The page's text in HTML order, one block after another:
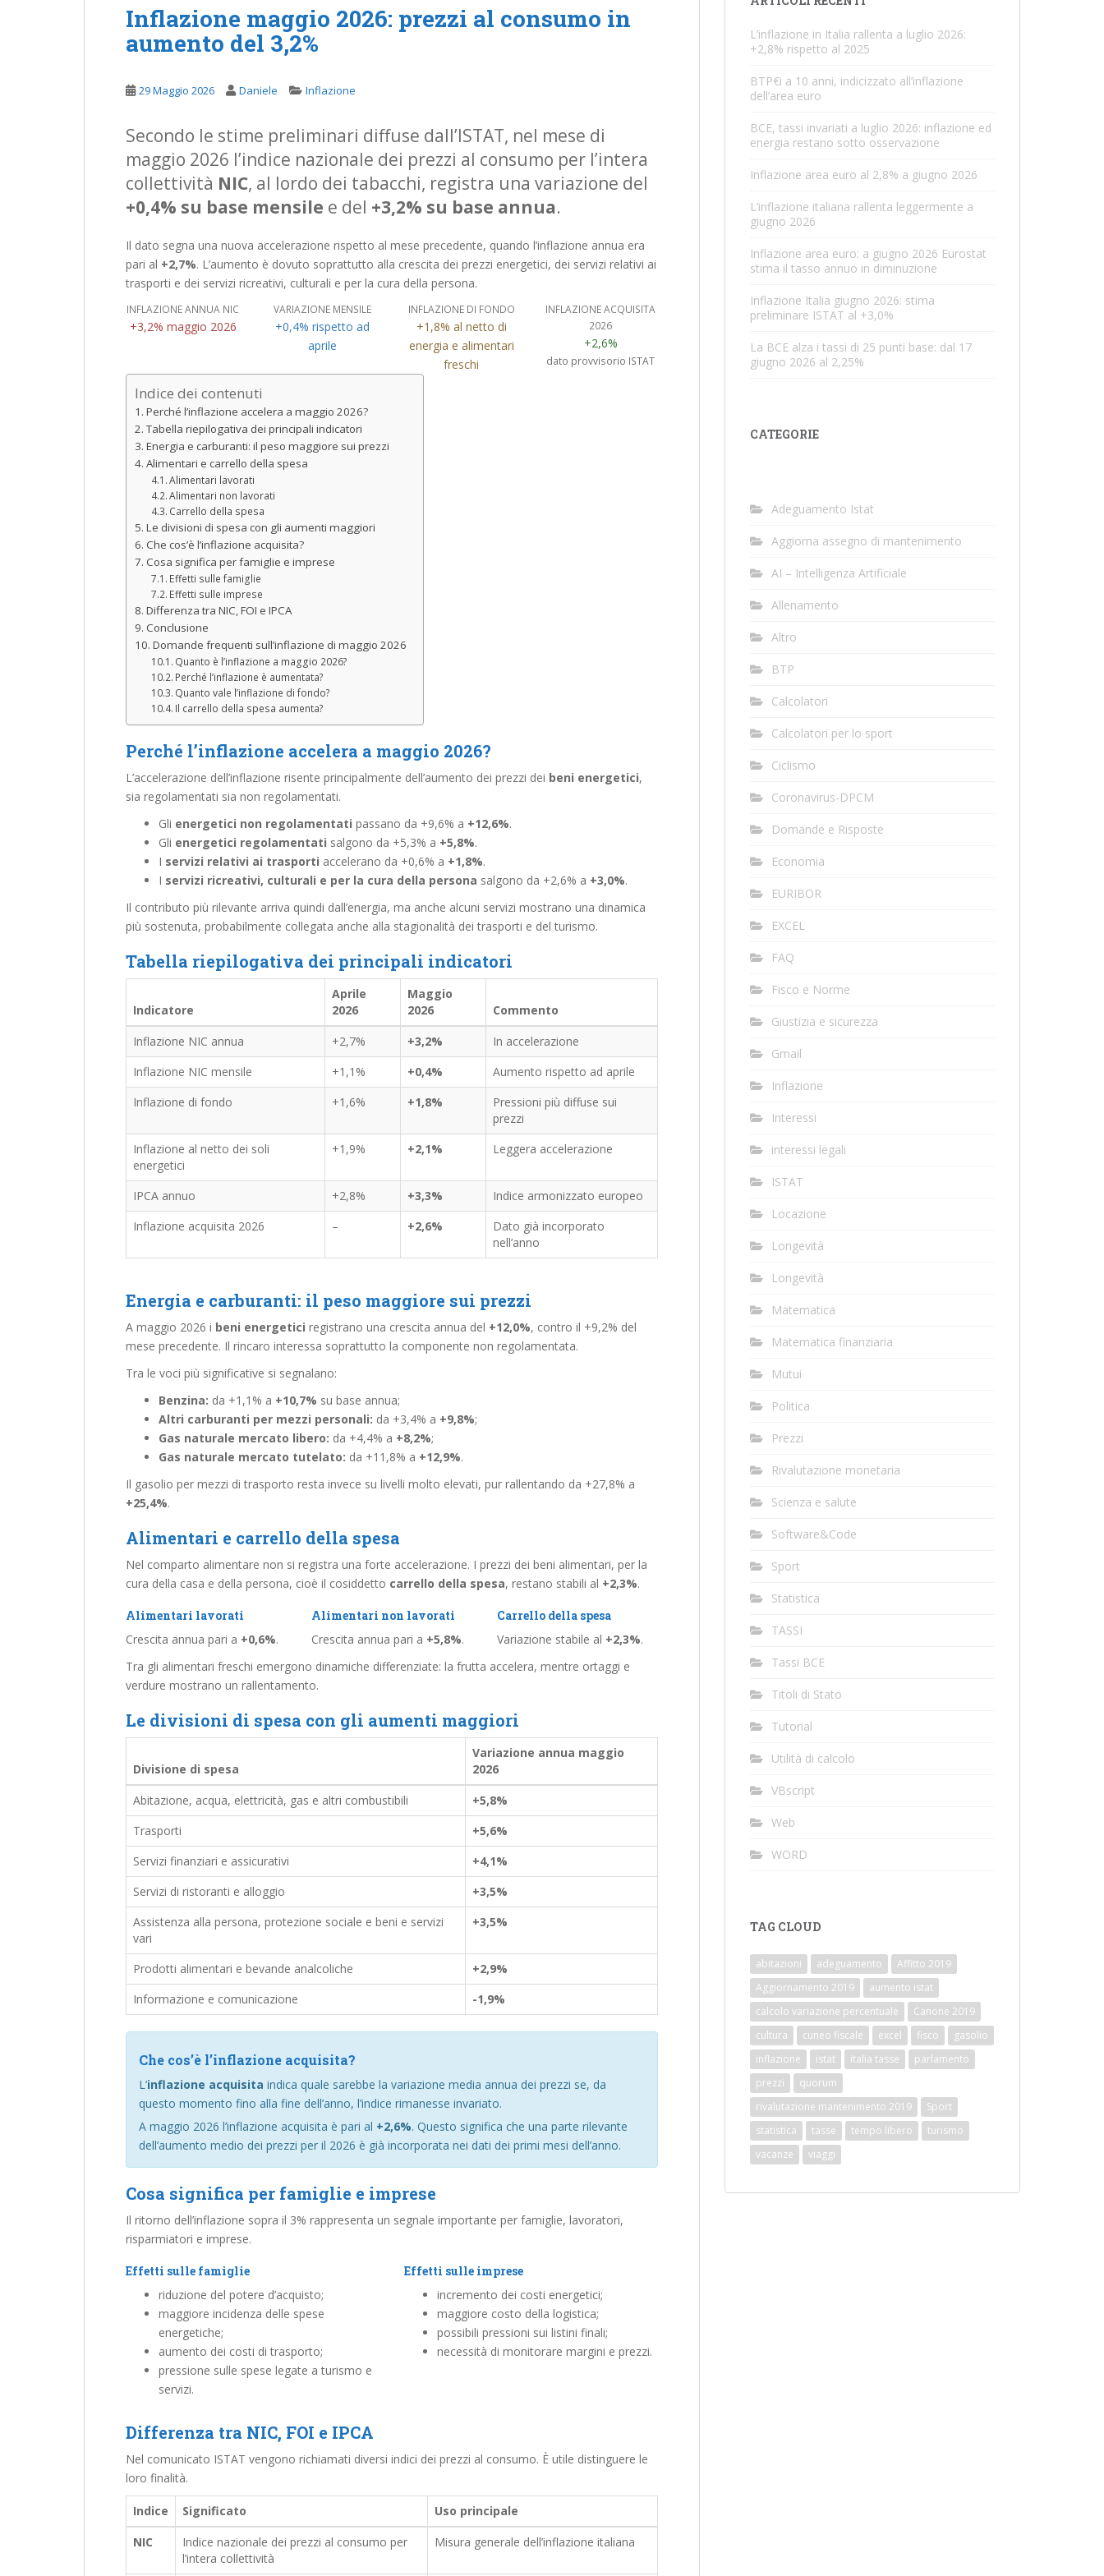
Inflazione maggio 2026: prezzi al consumo in
aumento del 3,2%
29 Maggio 2026 Daniele Inflazione
Secondo le stime preliminari diffuse dall’ISTAT, nel mese di
maggio 2026 l’indice nazionale dei prezzi al consumo per l’intera
collettività NIC, al lordo dei tabacchi, registra una variazione del
+0,4% su base mensile e del +3,2% su base annua.
Il dato segna una nuova accelerazione rispetto al mese precedente, quando l’inflazione annua era
pari al +2,7%. L’aumento è dovuto soprattutto alla crescita dei prezzi energetici, dei servizi relativi ai
trasporti e dei servizi ricreativi, culturali e per la cura della persona.
INFLAZIONE ANNUA NIC
+3,2% maggio 2026
VARIAZIONE MENSILE
+0,4% rispetto ad
aprile
INFLAZIONE DI FONDO
+1,8% al netto di
energia e alimentari
freschi
INFLAZIONE ACQUISITA
2026
+2,6%
dato provvisorio ISTAT
Indice dei contenuti
Perché l’inflazione accelera a maggio 2026?
Tabella riepilogativa dei principali indicatori
Energia e carburanti: il peso maggiore sui prezzi
Alimentari e carrello della spesa
Alimentari lavorati
Alimentari non lavorati
Carrello della spesa
Le divisioni di spesa con gli aumenti maggiori
Che cos’è l’inflazione acquisita?
Cosa significa per famiglie e imprese
Effetti sulle famiglie
Effetti sulle imprese
Differenza tra NIC, FOI e IPCA
Conclusione
Domande frequenti sull’inflazione di maggio 2026
Quanto è l’inflazione a maggio 2026?
Perché l’inflazione è aumentata?
Quanto vale l’inflazione di fondo?
Il carrello della spesa aumenta?
Perché l’inflazione accelera a maggio 2026?
L’accelerazione dell’inflazione risente principalmente dell’aumento dei prezzi dei beni energetici,
sia regolamentati sia non regolamentati.
Gli energetici non regolamentati passano da +9,6% a +12,6%.
Gli energetici regolamentati salgono da +5,3% a +5,8%.
I servizi relativi ai trasporti accelerano da +0,6% a +1,8%.
I servizi ricreativi, culturali e per la cura della persona salgono da +2,6% a +3,0%.
Il contributo più rilevante arriva quindi dall’energia, ma anche alcuni servizi mostrano una dinamica
più sostenuta, probabilmente collegata anche alla stagionalità dei trasporti e del turismo.
Tabella riepilogativa dei principali indicatori
Indicatore
Aprile
2026
Maggio
2026
Commento
Inflazione NIC annua
+2,7% +3,2%
In accelerazione
Inflazione NIC mensile
+1,1% +0,4%
Aumento rispetto ad aprile
Inflazione di fondo
+1,6% +1,8%
Pressioni più diffuse sui
prezzi
Inflazione al netto dei soli
energetici
+1,9% +2,1% Leggera accelerazione
IPCA annuo +2,8% +3,3%
Indice armonizzato europeo
Inflazione acquisita 2026
– +2,6%
Dato già incorporato
nell’anno
Energia e carburanti: il peso maggiore sui prezzi
A maggio 2026 i beni energetici registrano una crescita annua del +12,0%, contro il +9,2% del
mese precedente. Il rincaro interessa soprattutto la componente non regolamentata.
Tra le voci più significative si segnalano:
Benzina: da +1,1% a +10,7% su base annua;
Altri carburanti per mezzi personali: da +3,4% a +9,8%;
Gas naturale mercato libero: da +4,4% a +8,2%;
Gas naturale mercato tutelato: da +11,8% a +12,9%.
Il gasolio per mezzi di trasporto resta invece su livelli molto elevati, pur rallentando da +27,8% a
+25,4%.
Alimentari e carrello della spesa
Nel comparto alimentare non si registra una forte accelerazione. I prezzi dei beni alimentari, per la
cura della casa e della persona, cioè il cosiddetto carrello della spesa, restano stabili al +2,3%.
Alimentari lavorati
Crescita annua pari a +0,6%.
Alimentari non lavorati
Crescita annua pari a +5,8%.
Carrello della spesa
Variazione stabile al +2,3%.
Tra gli alimentari freschi emergono dinamiche differenziate: la frutta accelera, mentre ortaggi e
verdure mostrano un rallentamento.
Le divisioni di spesa con gli aumenti maggiori
Divisione di spesa
Variazione annua maggio
2026
Abitazione, acqua, elettricità, gas e altri combustibili
+5,8%
Trasporti
+5,6%
Servizi finanziari e assicurativi
+4,1%
Servizi di ristoranti e alloggio
+3,5%
Assistenza alla persona, protezione sociale e beni e servizi
vari
+3,5%
Prodotti alimentari e bevande analcoliche
+2,9%
Informazione e comunicazione
-1,9%
Che cos’è l’inflazione acquisita?
L’inflazione acquisita indica quale sarebbe la variazione media annua dei prezzi se, da
questo momento fino alla fine dell’anno, l’indice rimanesse invariato.
A maggio 2026 l’inflazione acquisita è pari al +2,6%. Questo significa che una parte rilevante
dell’aumento medio dei prezzi per il 2026 è già incorporata nei dati dei primi mesi dell’anno.
Cosa significa per famiglie e imprese
Il ritorno dell’inflazione sopra il 3% rappresenta un segnale importante per famiglie, lavoratori,
risparmiatori e imprese.
Effetti sulle famiglie
riduzione del potere d’acquisto;
maggiore incidenza delle spese
energetiche;
aumento dei costi di trasporto;
pressione sulle spese legate a turismo e
servizi.
Effetti sulle imprese
incremento dei costi energetici;
maggiore costo della logistica;
possibili pressioni sui listini finali;
necessità di monitorare margini e prezzi.
Differenza tra NIC, FOI e IPCA
Nel comunicato ISTAT vengono richiamati diversi indici dei prezzi al consumo. È utile distinguere le
loro finalità.
Indice Significato
Uso principale
NIC
Indice nazionale dei prezzi al consumo per
l’intera collettività
Misura generale dell’inflazione italiana
L’inflazione in Italia rallenta a luglio 2026:
+2,8% rispetto al 2025
BTP€i a 10 anni, indicizzato all’inflazione
dell’area euro
BCE, tassi invariati a luglio 2026: inflazione ed
energia restano sotto osservazione
Inflazione area euro al 2,8% a giugno 2026
L’inflazione italiana rallenta leggermente a
giugno 2026
Inflazione area euro: a giugno 2026 Eurostat
stima il tasso annuo in diminuzione
Inflazione Italia giugno 2026: stima
preliminare ISTAT al +3,0%
La BCE alza i tassi di 25 punti base: dal 17
giugno 2026 al 2,25%
CATEGORIE
Adeguamento Istat
Aggiorna assegno di mantenimento
AI – Intelligenza Artificiale
Allenamento
Altro
BTP
Calcolatori
Calcolatori per lo sport
Ciclismo
Coronavirus-DPCM
Domande e Risposte
Economia
EURIBOR
EXCEL
FAQ
Fisco e Norme
Giustizia e sicurezza
Gmail
Inflazione
Interessi
interessi legali
ISTAT
Locazione
Longevità
Longevità
Matematica
Matematica finanziaria
Mutui
Politica
Prezzi
Rivalutazione monetaria
Scienza e salute
Software&Code
Sport
Statistica
TASSI
Tassi BCE
Titoli di Stato
Tutorial
Utilità di calcolo
VBscript
Web
WORD
TAG CLOUD
abitazioni adeguamento
Affitto 2019
Aggiornamento 2019
aumento istat
calcolo variazione percentuale
Canone 2019
cultura
cuneo fiscale excel fisco
gasolio
inflazione
istat italia tasse
parlamento
prezzi
quorum
rivalutazione mantenimento 2019
Sport
statistica
tasse tempo libero
turismo
vacanze
viaggi